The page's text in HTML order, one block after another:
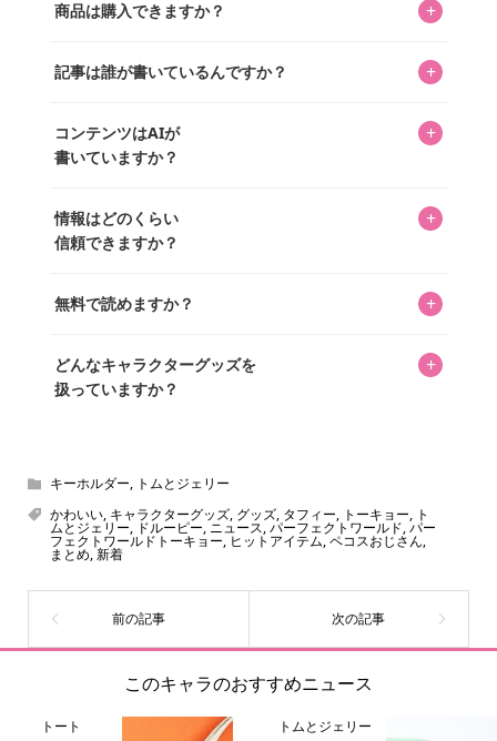
ってもらうニュースサイトです。運営はキャラグッズコレ
を中心に行われており、私たちは実際に40,000種のキャラグ
商品は購入できますか？ +
「perfectworld.shop」で、ほとんど全てのアイテムを購
があり、そこからジャンプできます。
記事は誰が書いているんですか？ +
ています。記事内の99%を超えるほぼすべての写真も、1枚
ずつ心を込めて自分たちで撮影したものです。さらに、10
ッズを収集し、月に1,000点の新商品を選定・購入する編集
長KOSが全記事を監修しています。
コンテンツはAIが
書いていますか？
+
書いています。AIは使用していません。編集長KOSが最終確
認を行い、手動で更新しています。
情報はどのくらい
信頼できますか？
+
いをお届けすることは保証します。なお、記事内に価格は
め、正確な情報をお伝えできないからです。
無料で読めますか？ +
どんなキャラクターグッズを
扱っていますか？
+
ん！200種以上のトレンディなキャラクターやアニメキャラ
をご紹介しています。生まれたばかりの新しいキャラクタ
ーをいち早く皆さんにお届けすることも、私たちの使命の
ひとつです。
キーホルダー, トムとジェリー
かわいい, キャラクターグッズ, グッズ, タフィー, トーキョー, ト
ムとジェリー, ドルーピー,ニュース,パーフェクトワールド,パー
フェクトワールドトーキョー, ヒットアイテム,ペコスおじさん,
まとめ,新着
このキャラのおすすめニュース
トート トムとジェリー